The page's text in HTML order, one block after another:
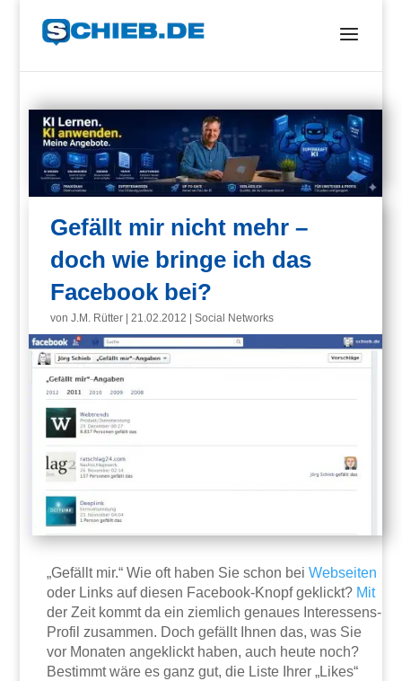
Gefällt mir nicht mehr –
doch wie bringe ich das
Facebook bei?
vonJ.M. Rütter |21.02.2012 |Social Networks
„Gefällt mir.“ Wie oft haben Sie schon beiWebseiten
oder Links auf diesen Facebook-Knopf geklickt? Mit
der Zeit kommt da ein ziemlich genaues Interessens-
Profil zusammen. Doch gefällt Ihnen das, was Sie
vor Monaten angeklickt haben, auch heute noch?
Bestimmt wäre es ganz gut, die Liste Ihrer „Likes“